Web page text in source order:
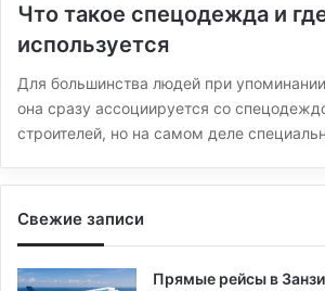
Что такое спецодежда и
используется
Для большинства людей при
она сразу ассоциируется со
строителей, но на самом деле
Свежие записи
Прямые рейсы в